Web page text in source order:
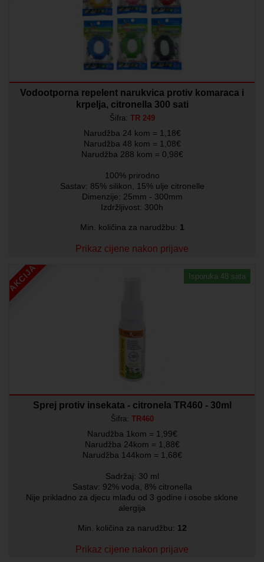
Vodootporna repelent narukvica protiv komaraca i
krpelja, citronella 300 sati
Šifra: TR 249
Narudžba 24 kom = 1,18€
Narudžba 48 kom = 1,08€
Narudžba 288 kom = 0,98€
100% prirodno
Sastav: 85% silikon, 15% ulje citronelle
Dimenzije: 25mm - 300mm
Izdržljivost: 300h
Min. količina za narudžbu: 1
Prikaz cijene nakon prijave
AKCIJA Isporuka 48 sata
Sprej protiv insekata - citronela TR460 - 30ml
Šifra: TR460
Narudžba 1kom = 1,99€
Narudžba 24kom = 1,88€
Narudžba 144kom = 1,68€
Sadržaj: 30 ml
Sastav: 92% voda, 8% citronella
Nije prikladno za djecu mlađu od 3 godine i osobe sklone
alergija
Min. količina za narudžbu: 12
Prikaz cijene nakon prijave